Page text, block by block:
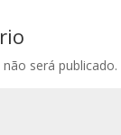
será publicado.